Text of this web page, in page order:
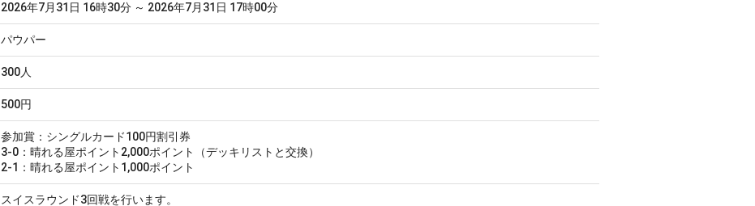
2026年7月31日 16時30分 ～ 2026年7月31日 17時00分
パウパー
300人
500円
参加賞：シングルカード100円割引券
3-0：晴れる屋ポイント2,000ポイント（デッキリストと交換）
2-1：晴れる屋ポイント1,000ポイント
スイスラウンド3回戦を行います。